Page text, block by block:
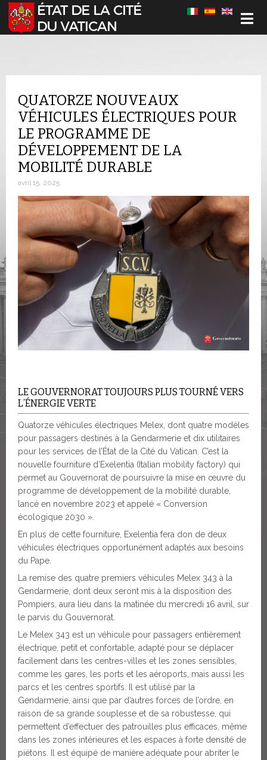
Sélectionnez votre langue
QUATORZE NOUVEAUX
VÉHICULES ÉLECTRIQUES POUR
LE PROGRAMME DE
DÉVELOPPEMENT DE LA
MOBILITÉ DURABLE
avril 15, 2025
LE GOUVERNORAT TOUJOURS PLUS TOURNÉ VERS
L’ÉNERGIE VERTE
Quatorze véhicules électriques Melex, dont quatre modèles
pour passagers destinés à la Gendarmerie et dix utilitaires
pour les services de l’État de la Cité du Vatican. C’est la
nouvelle fourniture d’Exelentia (Italian mobility factory) qui
permet au Gouvernorat de poursuivre la mise en œuvre du
programme de développement de la mobilité durable,
lancé en novembre 2023 et appelé « Conversion
écologique 2030 ».
En plus de cette fourniture, Exelentia fera don de deux
véhicules électriques opportunément adaptés aux besoins
du Pape.
La remise des quatre premiers véhicules Melex 343 à la
Gendarmerie, dont deux seront mis à la disposition des
Pompiers, aura lieu dans la matinée du mercredi 16 avril, sur
le parvis du Gouvernorat.
Le Melex 343 est un véhicule pour passagers entièrement
électrique, petit et confortable, adapté pour se déplacer
facilement dans les centres-villes et les zones sensibles,
comme les gares, les ports et les aéroports, mais aussi les
parcs et les centres sportifs. Il est utilisé par la
Gendarmerie, ainsi que par d’autres forces de l’ordre, en
raison de sa grande souplesse et de sa robustesse, qui
permettent d’effectuer des patrouilles plus efficaces, même
dans les zones intérieures et les espaces à forte densité de
piétons. Il est équipé de manière adéquate pour abriter le